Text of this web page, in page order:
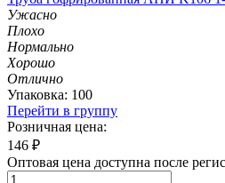
Ужасно
Плохо
Нормально
Хорошо
Отлично
Упаковка: 100
Перейти в группу
Розничная цена:
146 ₽
Оптовая цена доступна после